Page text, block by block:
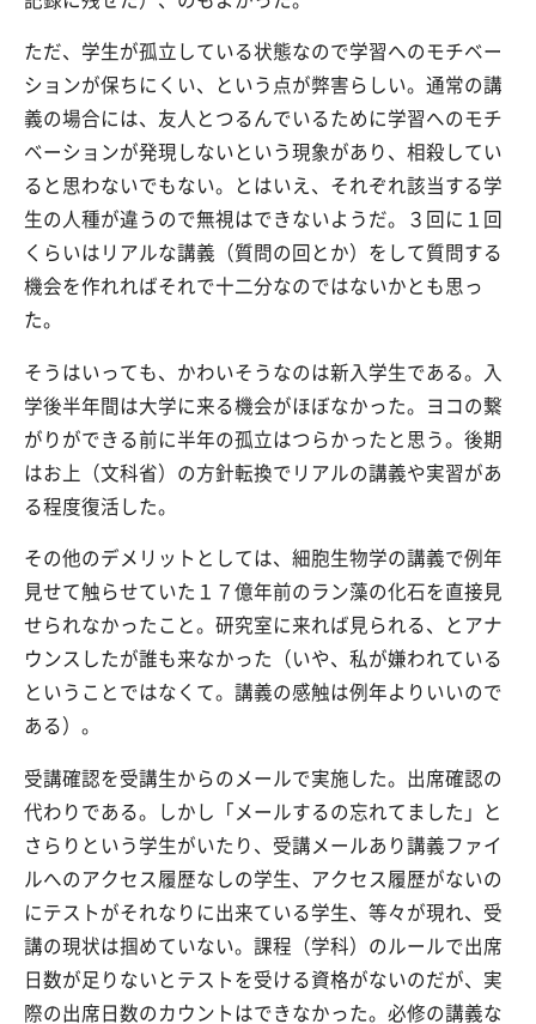
ただ、学生が孤立している状態なので学習へのモチベー
ションが保ちにくい、という点が弊害らしい。通常の講
義の場合には、友人とつるんでいるために学習へのモチ
ベーションが発現しないという現象があり、相殺してい
ると思わないでもない。とはいえ、それぞれ該当する学
生の人種が違うので無視はできないようだ。３回に１回
くらいはリアルな講義（質問の回とか）をして質問する
機会を作れればそれで十二分なのではないかとも思っ
た。
そうはいっても、かわいそうなのは新入学生である。入
学後半年間は大学に来る機会がほぼなかった。ヨコの繋
がりができる前に半年の孤立はつらかったと思う。後期
はお上（文科省）の方針転換でリアルの講義や実習があ
る程度復活した。
その他のデメリットとしては、細胞生物学の講義で例年
見せて触らせていた１７億年前のラン藻の化石を直接見
せられなかったこと。研究室に来れば見られる、とアナ
ウンスしたが誰も来なかった（いや、私が嫌われている
ということではなくて。講義の感触は例年よりいいので
ある）。
受講確認を受講生からのメールで実施した。出席確認の
代わりである。しかし「メールするの忘れてました」と
さらりという学生がいたり、受講メールあり講義ファイ
ルへのアクセス履歴なしの学生、アクセス履歴がないの
にテストがそれなりに出来ている学生、等々が現れ、受
講の現状は掴めていない。課程（学科）のルールで出席
日数が足りないとテストを受ける資格がないのだが、実
際の出席日数のカウントはできなかった。必修の講義な